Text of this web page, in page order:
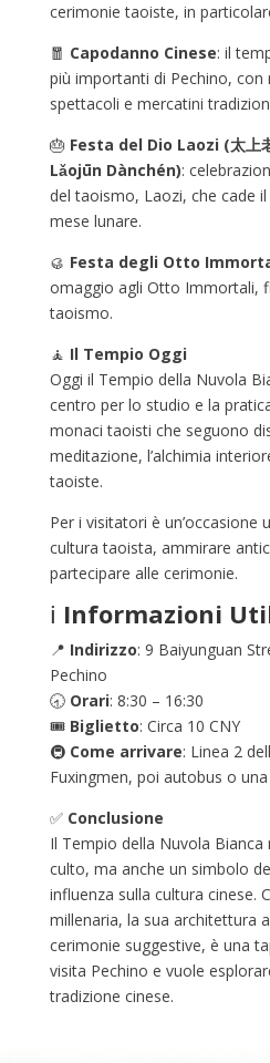
cerimonie taoiste, in
🧧 Capodanno Cinese: il
più importanti di Pechino, con
spettacoli e mercatini
🎂 Festa del Dio Laozi (太上
Lǎojūn Dànchén):
del taoismo, Laozi, che cade
mese lunare.
🥮 Festa degli Otto
omaggio agli Otto Immortali,
taoismo.
🧘 Il Tempio Oggi
Oggi il Tempio della Nuvola
centro per lo studio e la
monaci taoisti che seguono
meditazione, l’alchimia
taoiste.
Per i visitatori è un’occasione
cultura taoista, ammirare
partecipare alle cerimonie.
ℹ️ Informazioni
📍 Indirizzo: 9 Baiyunguan
Pechino
🕣 Orari: 8:30 – 16:30
🎟️ Biglietto: Circa 10 CNY
🚇 Come arrivare: Linea 2
Fuxingmen, poi autobus o
✅ Conclusione
Il Tempio della Nuvola
culto, ma anche un simbolo
influenza sulla cultura cinese.
millenaria, la sua architettura
cerimonie suggestive, è una
visita Pechino e vuole
tradizione cinese.